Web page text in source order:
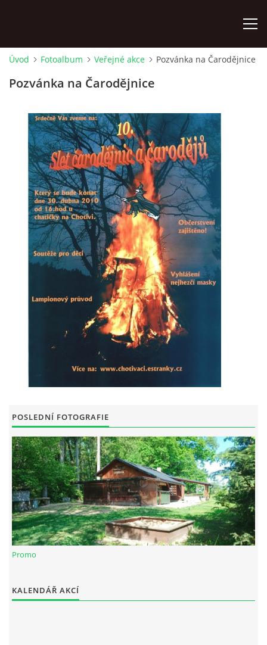
HISTORIE CHATY
VODNÍ TRKAČ
KRONIKA
FOTOALBUM
KUŽELKY
KONTAKT
PRO ČLENY SPOLKU
Úvod Fotoalbum Veřejné akce Pozvánka na Čarodějnice
Pozvánka na Čarodějnice
POSLEDNÍ FOTOGRAFIE
Promo
KALENDÁŘ AKCÍ